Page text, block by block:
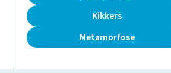
Kikkers
Metamorfose